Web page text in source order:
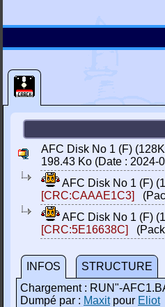
AFC Disk No 1 (F)
198.43 Ko (Date : 2024-
AFC Disk No 1 (F)
[CRC:CAAAE1C3]
AFC Disk No 1 (F)
[CRC:5E16638C]
INFOS
STRUCTURE
Chargement : RUN"-
Dumpé par : Maxitpour Eliot